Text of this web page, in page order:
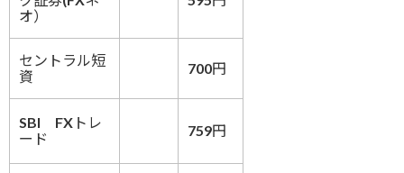
オ）
セントラル短
資
700円
SBI FXトレ
ード
759円